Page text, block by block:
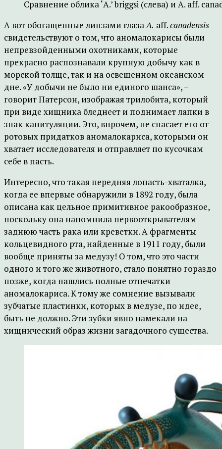
Сравнение облика ‘A.’ briggsi (слева) и A. aff.
А вот обогащенные линзами глазаA. aff.canadensis
свидетельствуют о том, что аномалокарисы были
непревзойденными охотниками, которые
прекрасно распознавали крупную добычу как в
морской толще, так и на освещенном океанском
дне. «У добычи не было ни единого шанса», –
говорит Патерсон, изображая трилобита, который
при виде хищника бледнеет и поднимает лапки в
знак капитуляции. Это, впрочем, не спасает его от
ротовых придатков аномалокариса, которыми он
хватает исследователя и отправляет по кусочкам
себе в пасть.
Интересно, что такая передняя лопасть-хваталка,
когда ее впервые обнаружили в 1892 году, была
описана как цельное примитивное ракообразное,
поскольку она напомнила первооткрывателям
заднюю часть рака или креветки. А фрагменты
кольцевидного рта, найденные в 1911 году, были
вообще приняты за медузу! О том, что это части
одного и того же животного, стало понятно гораздо
позже, когда нашлись полные отпечатки
аномалокариса. К тому же сомнение вызывали
зубчатые пластинки, которых в медузе, по идее,
быть не должно. Эти зубки явно намекали на
хищнический образ жизни загадочного существа.